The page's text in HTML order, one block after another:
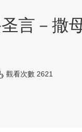
言－撒
觀看次數 2621